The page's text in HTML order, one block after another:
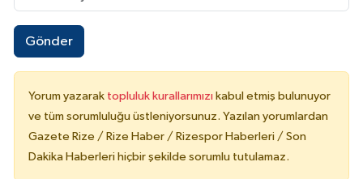
Gönder
Yorum yazarak topluluk kurallarımızı kabul etmiş bulunuyor
ve tüm sorumluluğu üstleniyorsunuz. Yazılan yorumlardan
Gazete Rize / Rize Haber / Rizespor Haberleri / Son
Dakika Haberleri hiçbir şekilde sorumlu tutulamaz.